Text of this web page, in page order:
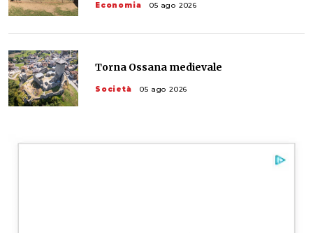
Economia 05 ago 2026
Torna Ossana medievale
Società 05 ago 2026